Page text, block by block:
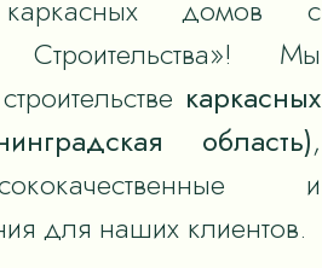
каркасных домов с
Мы
каркасных
область),
и
для наших клиентов.